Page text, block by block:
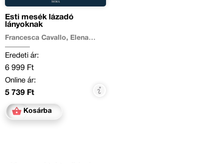
Esti mesék lázadó
lányoknak
Francesca Cavallo, Elena
Eredeti ár:
6 999 Ft
Online ár:
5 739 Ft
Kosárba